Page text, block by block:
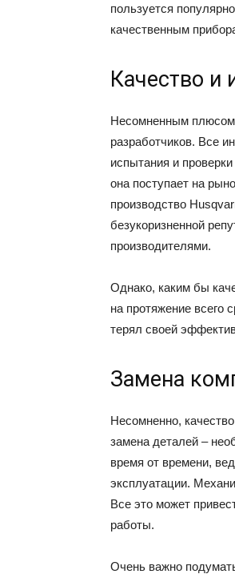
пользуется
качественным
Качество и
Несомненным плюсом
разработчиков. Все
испытания и
она поступает на
производство
безукоризненной
производителями.
Однако, каким бы
на протяжение
терял своей
Замена
Несомненно,
замена деталей –
время от времени,
эксплуатации.
Все это может
работы.
Очень важно